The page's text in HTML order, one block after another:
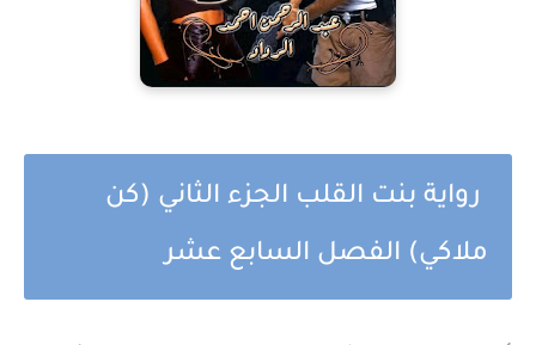
رواية بنت القلب الجزء الثاني (كن
ملاكي) الفصل السابع عشر